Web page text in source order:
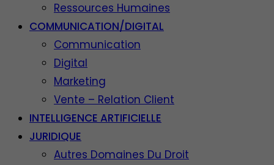
Ressources Humaines
COMMUNICATION/DIGITAL
Communication
Digital
Marketing
Vente – Relation Client
INTELLIGENCE ARTIFICIELLE
JURIDIQUE
Autres Domaines Du Droit